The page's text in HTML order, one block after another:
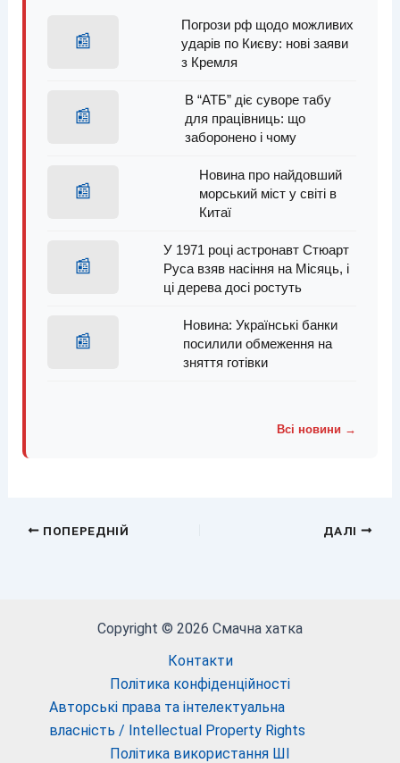
📰
Погрози рф щодо можливих
ударів по Києву: нові заяви
з Кремля
📰
В “АТБ” діє суворе табу
для працівниць: що
заборонено і чому
📰
Новина про найдовший
морський міст у світі в
Китаї
📰
У 1971 році астронавт Стюарт
Руса взяв насіння на Місяць, і
ці дерева досі ростуть
📰
Новина: Українські банки
посилили обмеження на
зняття готівки
Всі новини →
ПОПЕРЕДНІЙ ДАЛІ
Copyright © 2026 Смачна хатка
Контакти
Політика конфіденційності
Авторські права та інтелектуальна
власність / Intellectual Property Rights
Політика використання ШІ